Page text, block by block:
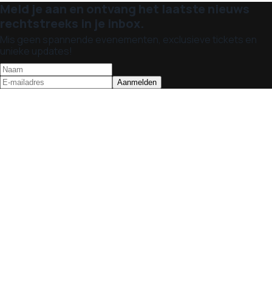
Meld je aan en ontvang het laatste nieuws
rechtstreeks in je inbox.
Mis geen spannende evenementen, exclusieve tickets en
unieke updates!